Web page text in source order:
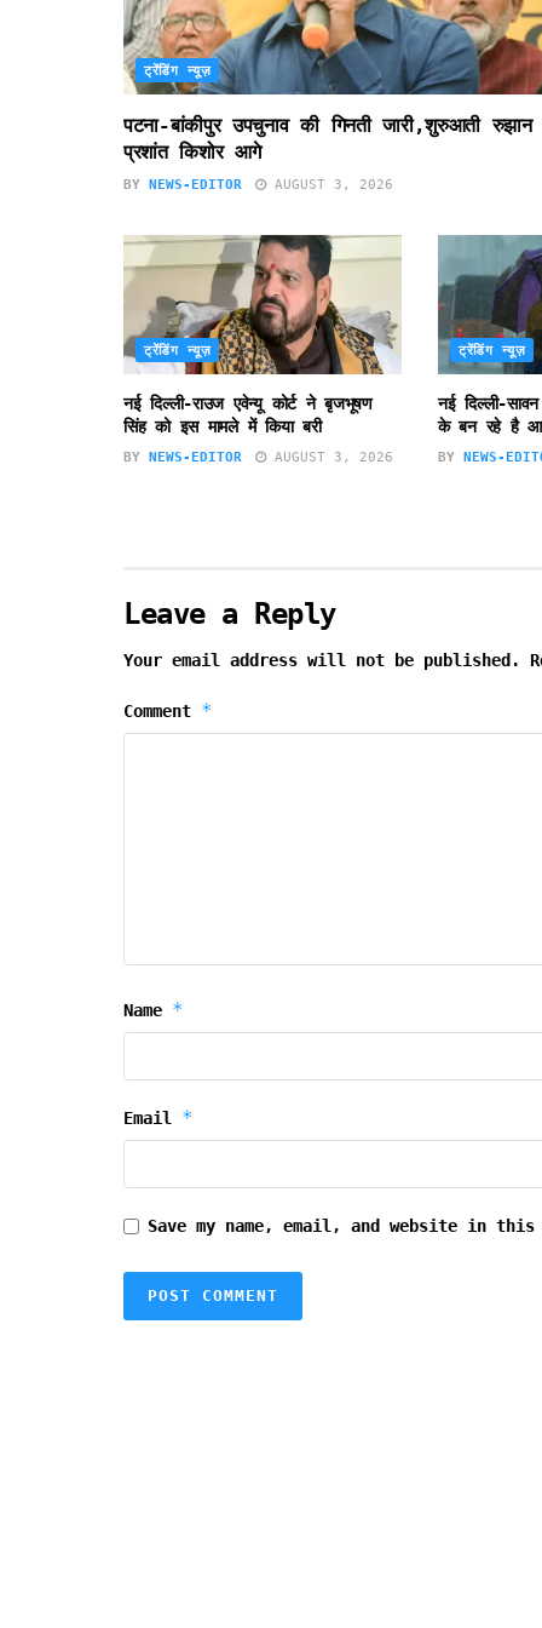
ट्रेंडिंग न्यूज़
पटना-बांकीपुर उपचुनाव की गिनती जारी,शुरुआती रुझान
प्रशांत किशोर आगे
BY NEWS-EDITOR AUGUST 3, 2026
ट्रेंडिंग न्यूज़
नई दिल्ली-राउज एवेन्यू कोर्ट ने बृजभूषण
सिंह को इस मामले में किया बरी
BY NEWS-EDITOR AUGUST 3, 2026
ट्रेंडिंग न्यूज़
नई दिल्ली-
के बन रहे है
BY NEWS-
Leave a Reply
Your email address will not be published.
Comment *
Name *
Email *
Save my name, email, and website in